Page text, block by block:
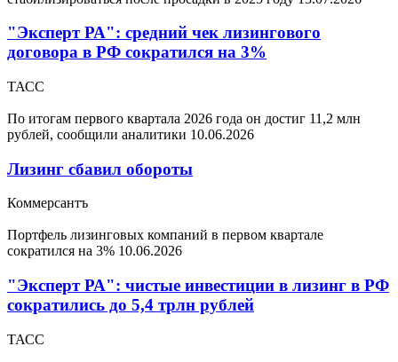
"Эксперт РА": средний чек лизингового
договора в РФ сократился на 3%
ТАСС
По итогам первого квартала 2026 года он достиг 11,2 млн
рублей, сообщили аналитики 10.06.2026
Лизинг сбавил обороты
Коммерсантъ
Портфель лизинговых компаний в первом квартале
сократился на 3% 10.06.2026
"Эксперт РА": чистые инвестиции в лизинг в РФ
сократились до 5,4 трлн рублей
ТАСС